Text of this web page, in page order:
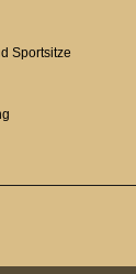
Sportsitze